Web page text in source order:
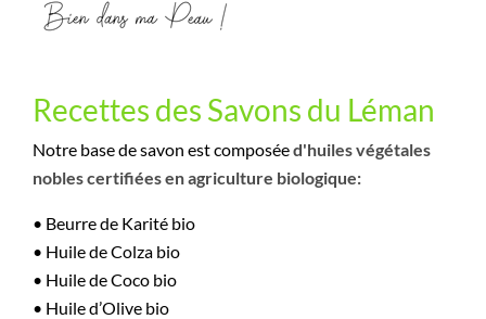
Recettes des Savons du Léman
Notre base de savon est composéed'huiles végétales
nobles certifiées en agriculture biologique:
• Beurre de Karité bio
• Huile de Colza bio
• Huile de Coco bio
• Huile d’Olive bio